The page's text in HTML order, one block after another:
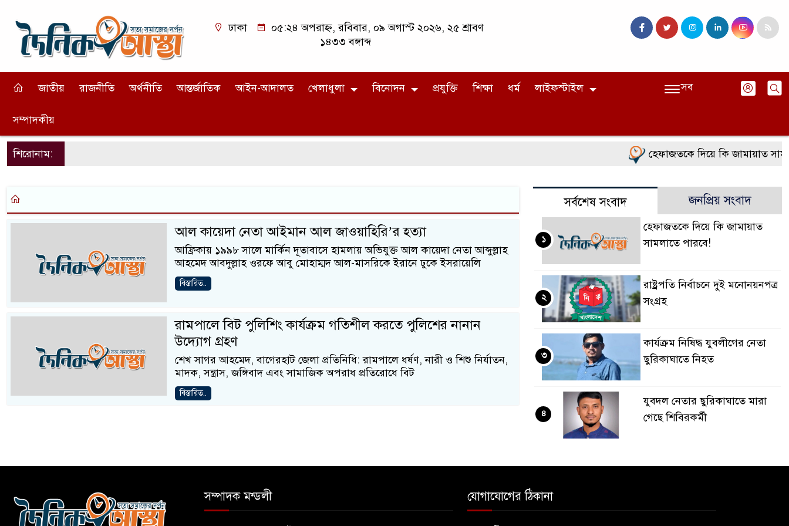
ঢাকা
০৫:২৪ অপরাহ্ন, রবিবার, ০৯ অগাস্ট ২০২৬, ২৫ শ্রাবণ
১৪৩৩ বঙ্গাব্দ
জাতীয় রাজনীতি অর্থনীতি আন্তর্জাতিক আইন-আদালত খেলাধুলা বিনোদন প্রযুক্তি শিক্ষা ধর্ম লাইফস্টাইল
সম্পাদকীয়
সব
শিরোনাম: হেফাজতকে দিয়ে কি জামায়াত
আল কায়েদা নেতা আইমান আল জাওয়াহিরি’র হত্যা
আফ্রিকায় ১৯৯৮ সালে মার্কিন দূতাবাসে হামলায় অভিযুক্ত আল কায়েদা নেতা আব্দুল্লাহ
আহমেদ আবদুল্লাহ ওরফে আবু মোহাম্মদ আল-মাসরিকে ইরানে ঢুকে ইসরায়েলি
বিস্তারিত..
রামপালে বিট পুলিশিং কার্যক্রম গতিশীল করতে পুলিশের নানান
উদ্যোগ গ্রহণ
শেখ সাগর আহমেদ, বাগেরহাট জেলা প্রতিনিধি: রামপালে ধর্ষণ, নারী ও শিশু নির্যাতন,
মাদক, সন্ত্রাস, জঙ্গিবাদ এবং সামাজিক অপরাধ প্রতিরোধে বিট
বিস্তারিত..
সর্বশেষ সংবাদ জনপ্রিয় সংবাদ
হেফাজতকে দিয়ে কি জামায়াত
সামলাতে পারবে!
১
রাষ্ট্রপতি নির্বাচনে দুই মনোনয়নপত্র
সংগ্রহ
২
কার্যক্রম নিষিদ্ধ যুবলীগের নেতা
ছুরিকাঘাতে নিহত
৩
যুবদল নেতার ছুরিকাঘাতে মারা
গেছে শিবিরকর্মী
৪
সম্পাদক মন্ডলী যোগাযোগের ঠিকানা